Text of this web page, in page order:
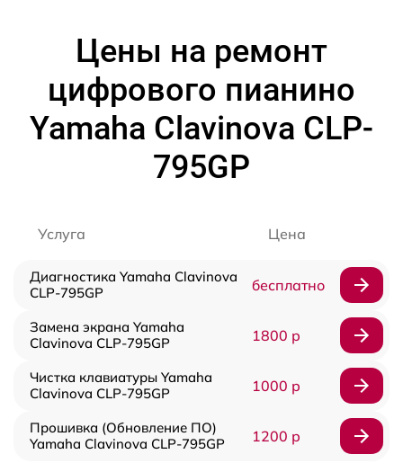
Цены на ремонт
цифрового пианино
Yamaha Clavinova CLP-
795GP
Услуга Цена
Диагностика Yamaha Clavinova
CLP-795GP
бесплатно
Замена экрана Yamaha
Clavinova CLP-795GP
1800 р
Чистка клавиатуры Yamaha
Clavinova CLP-795GP
1000 р
Прошивка (Обновление ПО)
Yamaha Clavinova CLP-795GP
1200 р